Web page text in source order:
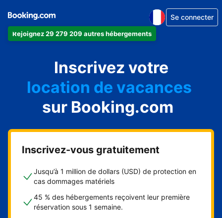
Rejoignez 29 279 209 autres hébergements
Se connecter
Inscrivez votre
appartement
hôtel
location de vacances
auberge de jeunesse
chambre d'hôtes
sur Booking.com
Inscrivez-vous gratuitement
Jusqu’à 1 million de dollars (USD) de protection en
cas dommages matériels
45 % des hébergements reçoivent leur première
réservation sous 1 semaine.